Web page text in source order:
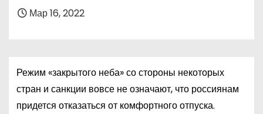
Мар 16, 2022
Режим «закрытого неба» со стороны некоторых
стран и санкции вовсе не означают, что россиянам
придется отказаться от комфортного отпуска.